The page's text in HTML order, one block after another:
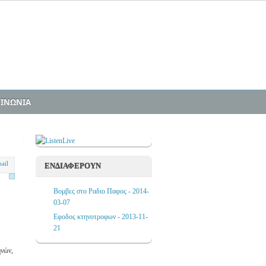
ΕΝΔΙΑΦΕΡΟΥΝ
Βομβες στο Ραδιο Παφος - 2014-
03-07
Εφοδος κτηνοτροφων - 2013-11-
21